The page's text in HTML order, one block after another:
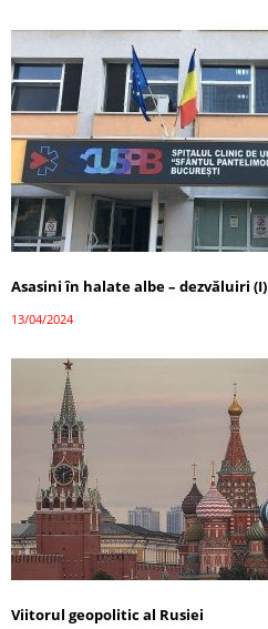
Asasini în halate albe – dezvăluiri (I)
13/04/2024
Viitorul geopolitic al Rusiei